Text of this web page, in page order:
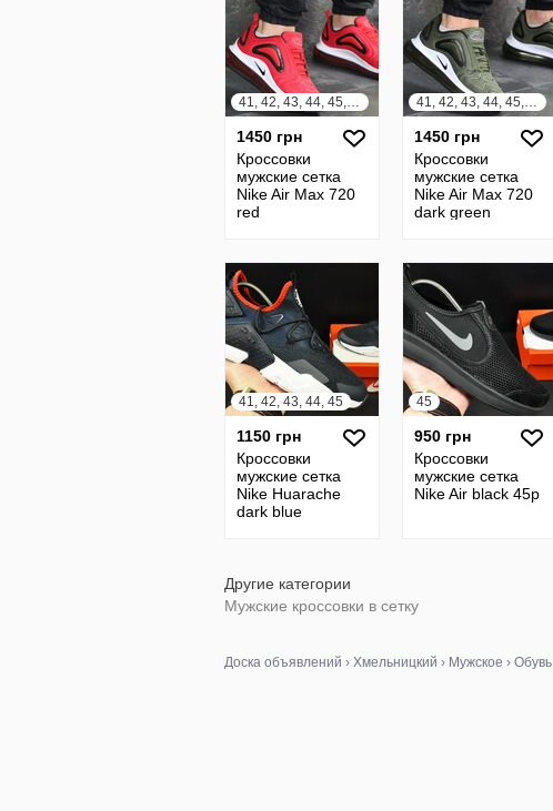
41, 42, 43, 44, 45, 46
1450 грн
Кроссовки
мужские сетка
Nike Air Max 720
red
41, 42, 43, 44, 45, 46
1450 грн
Кроссовки
мужские сетка
Nike Air Max 720
dark green
41, 42, 43, 44, 45
1150 грн
Кроссовки
мужские сетка
Nike Huarache
dark blue
45
950 грн
Кроссовки
мужские сетка
Nike Air black 45р
Другие категории
Мужские кроссовки в сетку
Доска объявлений › Хмельницкий › Мужское › Обувь